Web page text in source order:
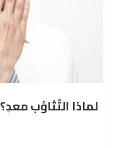
لماذا التّثاؤب معدٍ؟